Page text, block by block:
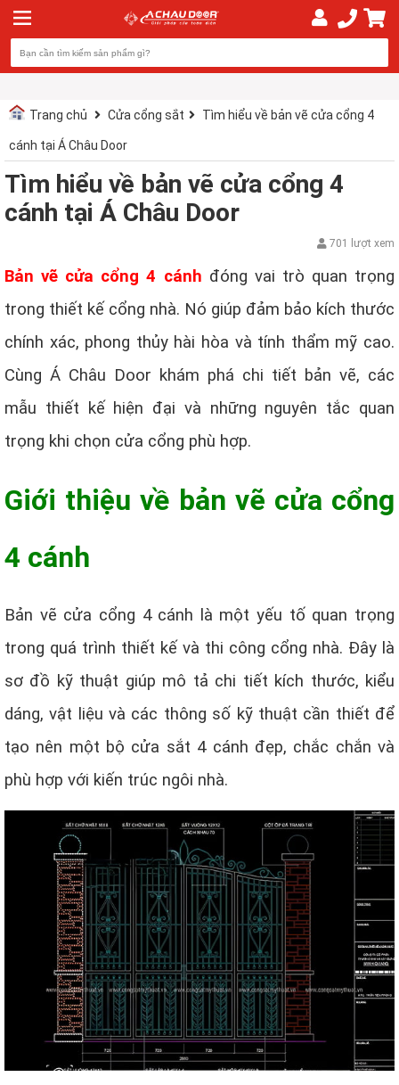
Trang chủ Cửa cổng sắt Tìm hiểu về bản vẽ cửa cổng 4
cánh tại Á Châu Door
Tìm hiểu về bản vẽ cửa cổng 4
cánh tại Á Châu Door
701 lượt xem
Bản vẽ cửa cổng 4 cánh đóng vai trò quan trọng
trong thiết kế cổng nhà. Nó giúp đảm bảo kích thước
chính xác, phong thủy hài hòa và tính thẩm mỹ cao.
Cùng Á Châu Door khám phá chi tiết bản vẽ, các
mẫu thiết kế hiện đại và những nguyên tắc quan
trọng khi chọn cửa cổng phù hợp.
Giới thiệu về bản vẽ cửa cổng
4 cánh
Bản vẽ cửa cổng 4 cánh là một yếu tố quan trọng
trong quá trình thiết kế và thi công cổng nhà. Đây là
sơ đồ kỹ thuật giúp mô tả chi tiết kích thước, kiểu
dáng, vật liệu và các thông số kỹ thuật cần thiết để
tạo nên một bộ cửa sắt 4 cánh đẹp, chắc chắn và
phù hợp với kiến trúc ngôi nhà.